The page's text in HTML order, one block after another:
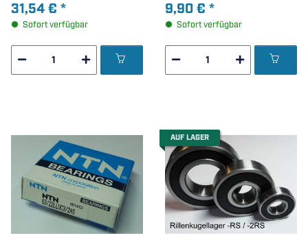
31,54 € *
Sofort verfügbar
9,90 € *
Sofort verfügbar
AUF LAGER